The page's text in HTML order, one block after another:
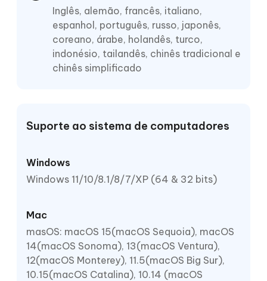
Inglês, alemão, francês, italiano,
espanhol, português, russo, japonês,
coreano, árabe, holandês, turco,
indonésio, tailandês, chinês tradicional e
chinês simplificado
Suporte ao sistema de computadores
Windows
Windows 11/10/8.1/8/7/XP (64 & 32 bits)
Mac
masOS: macOS 15(macOS Sequoia), macOS
14(macOS Sonoma), 13(macOS Ventura),
12(macOS Monterey), 11.5(macOS Big Sur),
10.15(macOS Catalina), 10.14 (macOS